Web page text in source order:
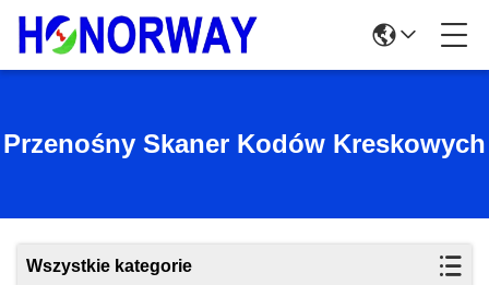
Przenośny Skaner Kodów Kreskowych
Wszystkie kategorie